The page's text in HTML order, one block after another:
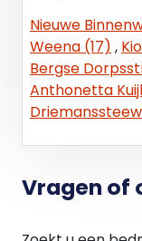
Gemeente:
Sectie: C
Nummer: 3658
Aandeel: het
Bedrijven zijn
tot
Nieuwe
Weena (17) ,
Bergse
Anthonetta
Vragen of